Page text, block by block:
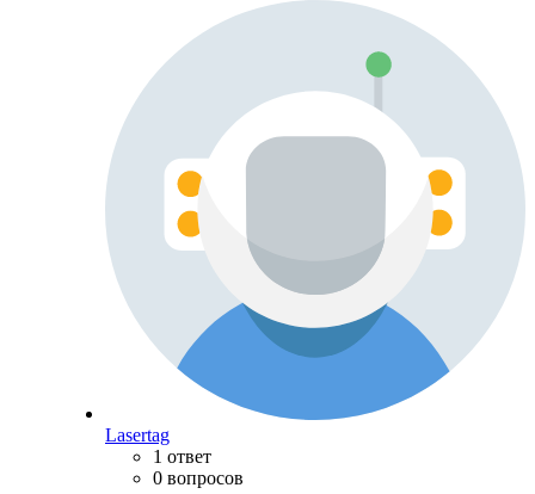
Lasertag
1 ответ
0 вопросов